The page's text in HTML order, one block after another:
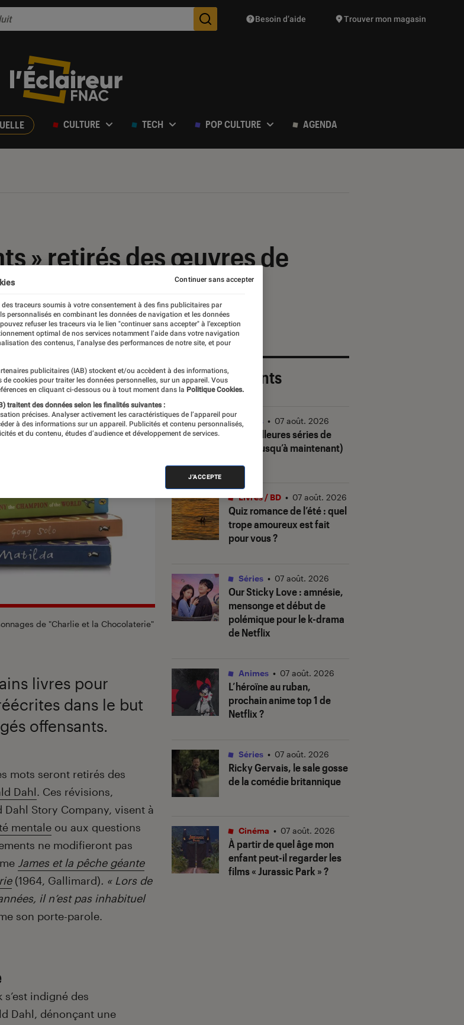
Des suggestions de produits vont vous être proposées
Besoin d’aide Trouver mon magasin
CULTURE TECH POP CULTURE AGENDA
» retirés des œuvres de
de "Charlie et la Chocolaterie"
livres pour
dans le but
offensants.
mots seront retirés des
Dahl. Ces révisions,
Dahl Story Company, visent à
mentale ou aux questions
ne modifieront pas
James et la pêche géante
(1964, Gallimard). « Lors de
il n’est pas inhabituel
son porte-parole.
indigné des
Dahl, dénonçant une
Les plus récents
Les meilleures séries de
2026 (jusqu’à maintenant)
Séries • 07 août. 2026
Quiz romance de l’été : quel
trope amoureux est fait
pour vous ?
Livres / BD • 07 août. 2026
Our Sticky Love: amnésie,
mensonge et début de
polémique pour le k-drama
de Netflix
Séries • 07 août. 2026
L’héroïne au ruban,
prochain anime top 1 de
Netflix ?
Animes • 07 août. 2026
Ricky Gervais, le sale gosse
de la comédie britannique
Séries • 07 août. 2026
À partir de quel âge mon
enfant peut-il regarder les
films « Jurassic Park » ?
Cinéma • 07 août. 2026
traceurs soumis à votre consentement à des fins publicitaires par
personnalisés en combinant les données de navigation et les données
refuser les traceurs via le lien "continuer sans accepter" à l’exception
optimal de nos services notamment l’aide dans votre navigation
des contenus, l’analyse des performances de notre site, et pour
publicitaires (IAB) stockent et/ou accèdent à des informations,
cookies pour traiter les données personnelles, sur un appareil. Vous
en cliquant ci-dessous ou à tout moment dans la Politique Cookies.
traitent des données selon les finalités suivantes :
précises. Analyser activement les caractéristiques de l’appareil pour
à des informations sur un appareil. Publicités et contenu personnalisés,
et du contenu, études d’audience et développement de services.
J'ACCEPTE
Continuer sans accepter